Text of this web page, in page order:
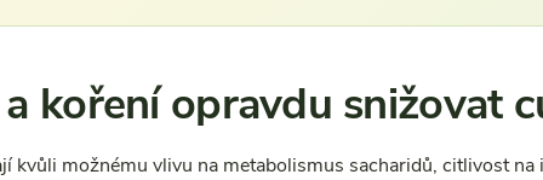
koření opravdu snižovat
kvůli možnému vlivu na metabolismus sacharidů, citlivost